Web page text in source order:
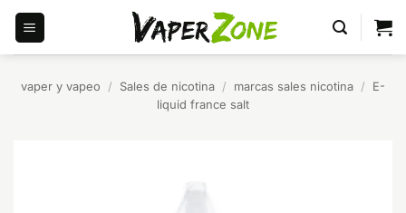
Saltar
contenido
vaper y vapeo / Sales de nicotina / marcas sales nicotina /
E-
liquid france salt